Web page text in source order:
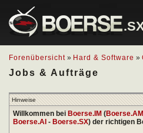
Forenübersicht » Hard & Software »
Jobs & Aufträge
Hinweise
Willkommen bei Boerse.IM (Boerse.AM
Boerse.AI - Boerse.SX) der richtigen